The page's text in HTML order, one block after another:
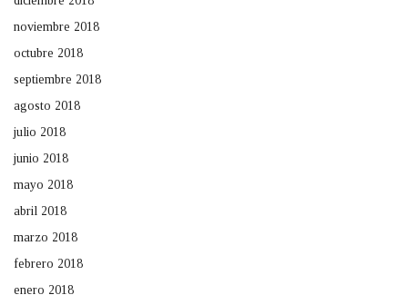
noviembre 2018
octubre 2018
septiembre 2018
agosto 2018
julio 2018
junio 2018
mayo 2018
abril 2018
marzo 2018
febrero 2018
enero 2018